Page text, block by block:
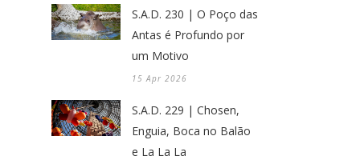
S.A.D. 230 | O Poço das
Antas é Profundo por
um Motivo
15 Apr 2026
S.A.D. 229 | Chosen,
Enguia, Boca no Balão
e La La La